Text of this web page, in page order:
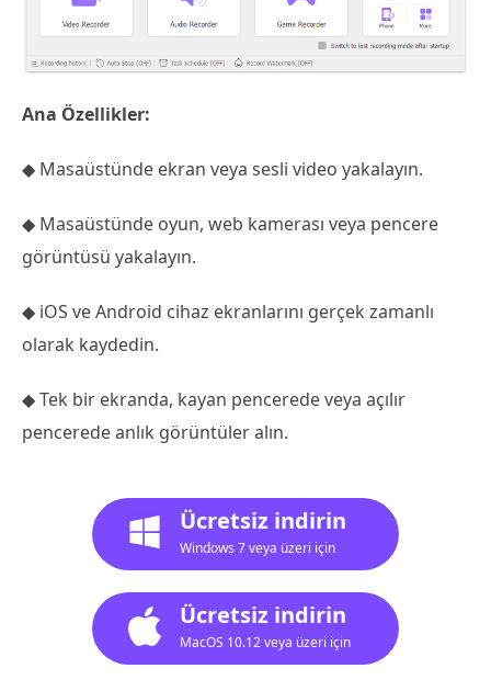
Ana Özellikler:
◆ Masaüstünde ekran veya sesli video yakalayın.
◆ Masaüstünde oyun, web kamerası veya pencere
görüntüsü yakalayın.
◆ iOS ve Android cihaz ekranlarını gerçek zamanlı
olarak kaydedin.
◆ Tek bir ekranda, kayan pencerede veya açılır
pencerede anlık görüntüler alın.
Ücretsiz indirin
Windows 7 veya üzeri için
Ücretsiz indirin
MacOS 10.12 veya üzeri için